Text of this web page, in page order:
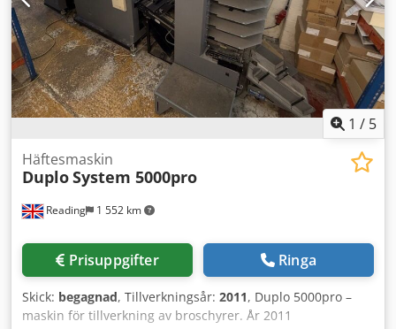
1 / 5
Reading 1 552 km
Häftesmaskin
DuploSystem 5000pro
Prisuppgifter Ringa
Skick: begagnad, Tillverkningsår: 2011, Duplo 5000pro –
maskin för tillverkning av broschyrer. År 2011